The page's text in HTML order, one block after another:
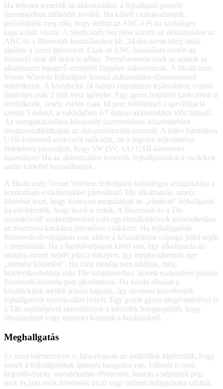
Ha teljesen lemerült az akkumulátor, a fejhallgató passzív
üzemmódban működik tovább. Ha kábelt csatlakoztatunk,
győződjünk meg róla, hogy letiltja az ANC-t és ha szükséges
kapcsoljuk vissza. A Skullcandy becslése szerint az akkumulátor az
ANC és a Bluetooth használatakor kb. 24 óra üzem ideig tudja
táplálni a zenei igényeket. Csak az ANC használata esetén az
üzemidő akár 40 órára is nőhet. Természetesen ezek az adatok az
alkalmazott hangerő szintjétől függően változhatnak. A Skullcandy
Venue Wireless fejhallgató hosszú akkumulátor-élettartammal
rendelkezik. A körülbelül 24 órányi folyamatos lejátszáshoz vezető
újratöltés csak 2 órát vesz igénybe. Egy gyors feltöltési funkcióval is
rendelkezik, amely esetén csak 10 perc feltöltéssel a specifikáció
szerint 5 órányi, a valóságban 6/7 órányi akkumulátor időt biztosít.
Az energiatakarékos készenléti üzemmódnak köszönhetően
meghosszabbíthatjuk az akkumulátoridő tartamát. A töltés bármilyen
USB-kimenetű eszközről működik, de a legjobb teljesítmény
érdekében javasoljuk, hogy 5W (5V, 1A) USB-kimenetet
használjon! Ha az akkumulátor lemerült, fejhallgatónkat a mellékelt
audio kábellel használhatjuk.
A Skullcandy Venue Wireless fejhallgató különleges szolgáltatása a
hordozható eszközeinkkel párosítható Tile alkalmazás, amely
lehetővé teszi, hogy könnyen megtaláljuk az „elpakolt” fejhallgatót,
ha elfelejtettük, hogy hová is tettük. A Bluetooth és a Tile
nyomkövető szakembereivel való együttműködésnek köszönhetően
az elvesztési kockázat jelentősen csökkent. Ha fejhallgatónk
Bluetooth-távolságban van, akkor a készülékünk csipogó jellel segíti
a megtalálást. Ha a hatótávolságon kívül van, egy alkalmazás az
utoljára ismert helyét jelzi a térképen, így megkezdhetünk egy
„mentési küldetést”. Ha még mindig nem találjuk, meg,
bejelentkezhetünk más Tile tulajdonoshoz akinek eszközével passzív
Bluetooth-keresési párt alkothatunk. Ha valaki elhalad a
készülékünk mellett jelzést kapunk, így nyomon követhetjük
fejhallgatónk tartózkodási helyét. Egy gomb gyors megérintésével és
a Tile segítségével aktiválhatjuk a készülék hangsegédjét, hogy
útbaigazítást vagy üzenetet kapjunk a barátainktól.
Meghallgatás
És most bármennyire is fanyalognak az audiofilek kijelentjük, hogy
ennek a fejhallgatónak ígéretes hangzása van. Először is nem
hegedűverseny maradéktalan élvezetére, hanem a népszerű pop,
rock és jazz-rock felvételek utcai vagy otthoni hallgatására találták